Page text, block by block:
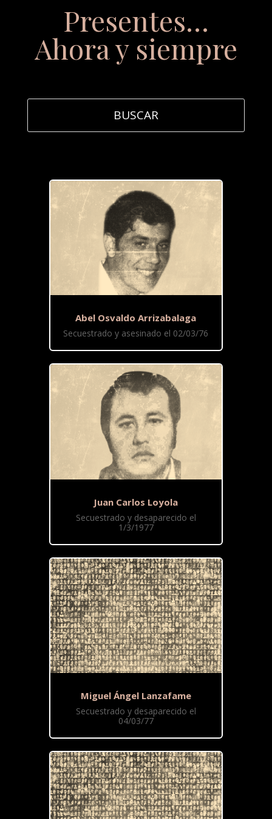
Presentes…
Ahora y siempre
Abel Osvaldo Arrizabalaga
Secuestrado y asesinado el 02/03/76
Juan Carlos Loyola
Secuestrado y desaparecido el
1/3/1977
Miguel Ángel Lanzafame
Secuestrado y desaparecido el
04/03/77